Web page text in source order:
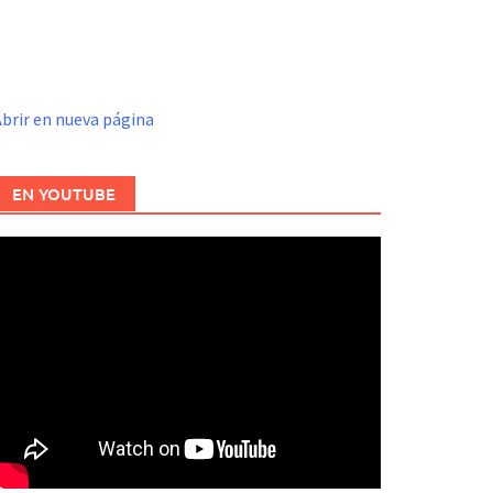
en nueva página
EN YOUTUBE